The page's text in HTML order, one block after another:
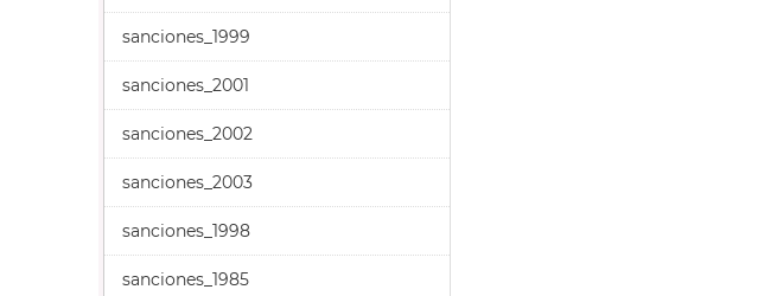
sanciones_1999
sanciones_2001
sanciones_2002
sanciones_2003
sanciones_1998
sanciones_1985